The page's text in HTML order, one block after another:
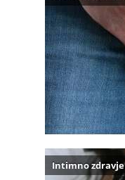
Intimno zdravje